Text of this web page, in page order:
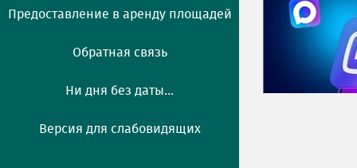
Предоставление в аренду площадей
Обратная связь
Ни дня без даты...
Версия для слабовидящих